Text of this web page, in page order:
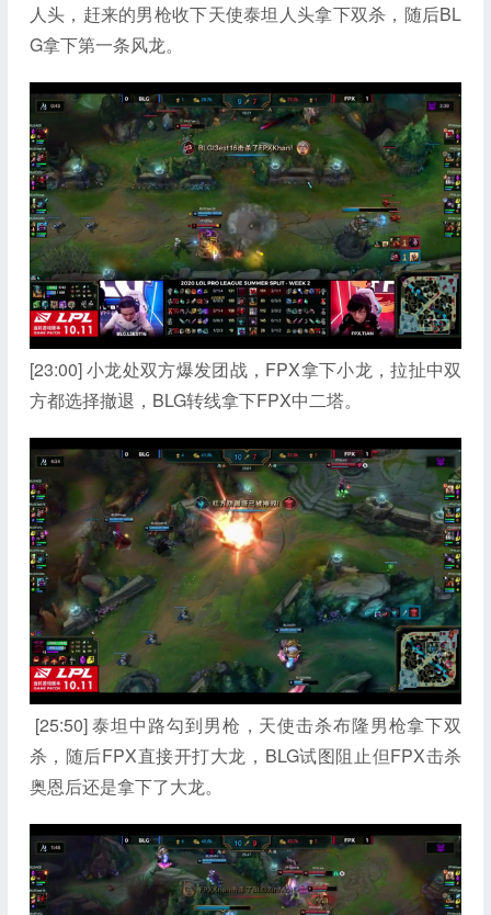
人头，赶来的男枪收下天使泰坦人头拿下双杀，随后BL
G拿下第一条风龙。
[23:00] 小龙处双方爆发团战，FPX拿下小龙，拉扯中双
方都选择撤退，BLG转线拿下FPX中二塔。
[25:50] 泰坦中路勾到男枪，天使击杀布隆男枪拿下双
杀，随后FPX直接开打大龙，BLG试图阻止但FPX击杀
奥恩后还是拿下了大龙。